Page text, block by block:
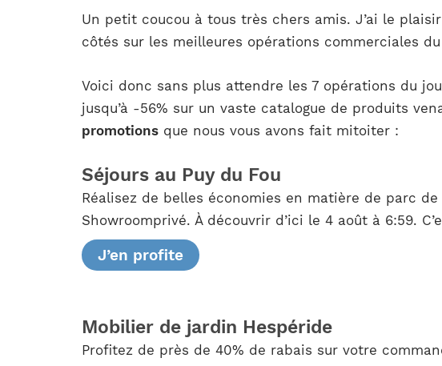
Un petit coucou à tous très chers amis. J’ai le
côtés sur les meilleures opérations commerciales
Voici donc sans plus attendre les 7 opérations du
jusqu’à -56% sur un vaste catalogue de produits
promotions que nous vous avons fait mitoiter :
Séjours au Puy du Fou
Réalisez de belles économies en matière de parc
Showroomprivé. À découvrir d’ici le 4 août à 6:59.
J’en profite
Mobilier de jardin Hespéride
Profitez de près de 40% de rabais sur votre